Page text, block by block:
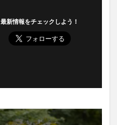
最新情報をチェックしよう！